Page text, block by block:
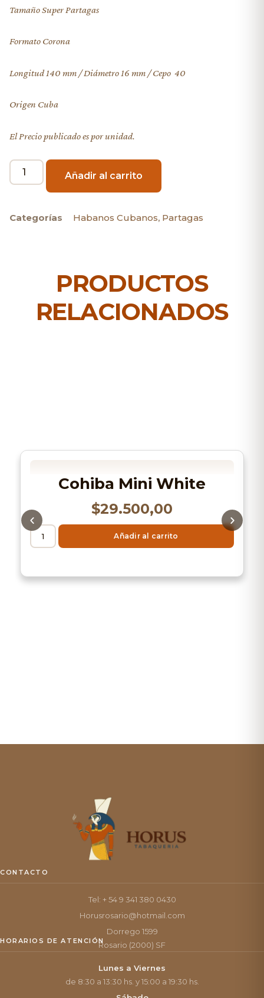
Tamaño Super Partagas
Formato Corona
Longitud 140 mm / Diámetro 16 mm / Cepo 40
Origen Cuba
El Precio publicado es por unidad.
Añadir al carrito
Categorías Habanos Cubanos, Partagas
PRODUCTOS
RELACIONADOS
Cohiba Mini White
$29.500,00
Añadir al carrito
CONTACTO
Tel: + 54 9 341 380 0430
Horusrosario@hotmail.com
Dorrego 1599
Rosario (2000) SF
HORARIOS DE ATENCIÓN
Lunes a Viernes
de 8:30 a 13:30 hs. y 15:00 a 19:30 hs.